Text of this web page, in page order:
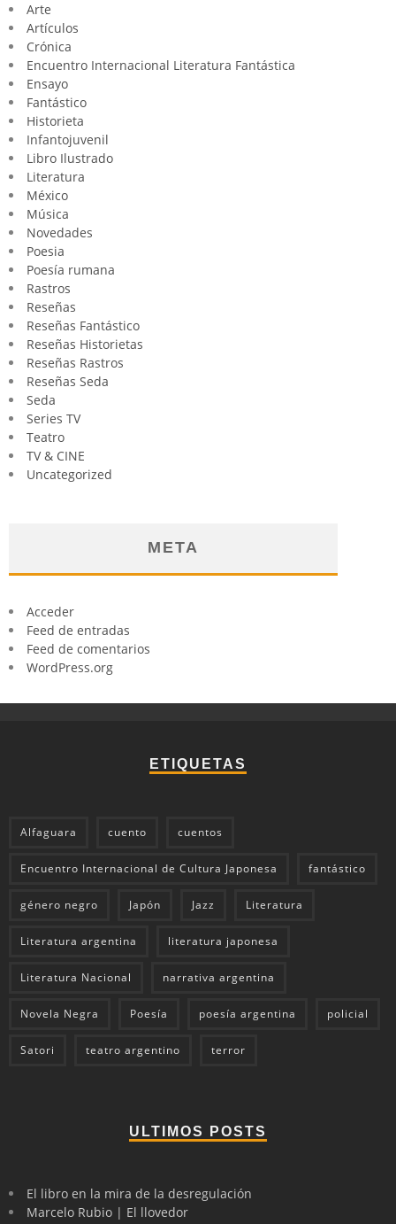
Arte
Artículos
Crónica
Encuentro Internacional Literatura Fantástica
Ensayo
Fantástico
Historieta
Infantojuvenil
Libro Ilustrado
Literatura
México
Música
Novedades
Poesia
Poesía rumana
Rastros
Reseñas
Reseñas Fantástico
Reseñas Historietas
Reseñas Rastros
Reseñas Seda
Seda
Series TV
Teatro
TV & CINE
Uncategorized
META
Acceder
Feed de entradas
Feed de comentarios
WordPress.org
ETIQUETAS
Alfaguara cuento cuentos
Encuentro Internacional de Cultura Japonesa fantástico
género negro Japón Jazz Literatura
Literatura argentina literatura japonesa
Literatura Nacional narrativa argentina
Novela Negra Poesía poesía argentina policial
Satori teatro argentino terror
ULTIMOS POSTS
El libro en la mira de la desregulación
Marcelo Rubio | El llovedor